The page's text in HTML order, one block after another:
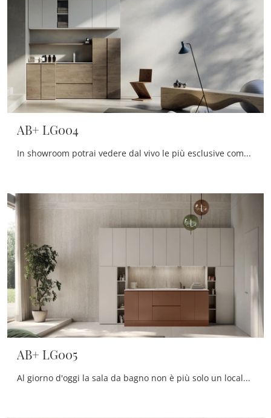
AB+ LG004
In showroom potrai vedere dal vivo le più esclusive composizioni arredative del rinomato marchio: ti accoglieremo per arredare insieme la stanza del ...
AB+ LG005
Al giorno d'oggi la sala da bagno non è più solo un locale di servizio, al contrario al suo arredo viene dedicata la medesima cura degli altri locali ...